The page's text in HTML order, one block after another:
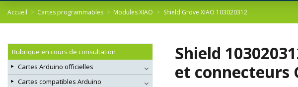
Accueil Cartes programmables Modules XIAO Shield Grove XIAO 103020312
Shield
et connecteurs
Rubrique en cours de consultation
Cartes Arduino officielles
Cartes compatibles Arduino